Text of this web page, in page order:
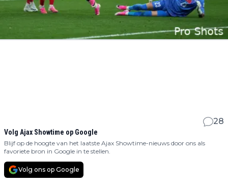
28
Volg Ajax Showtime op Google
Blijf op de hoogte van het laatste Ajax Showtime-nieuws door ons als
favoriete bron in Google in te stellen.
Volg ons op Google